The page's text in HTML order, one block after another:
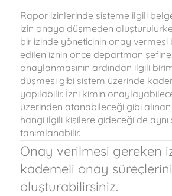
Rapor izinlerinde sisteme ilgili
izin onaya düşmeden
bir izinde yöneticinin onay vermesi
edilen iznin önce departman
onaylanmasının ardından ilgili
düşmesi gibi sistem üzerinde
yapılabilir. İzni kimin
üzerinden atanabileceği gibi
hangi ilgili kişilere gideceği de aynı
tanımlanabilir.
Onay verilmesi gereken
kademeli onay
oluşturabilirsiniz.